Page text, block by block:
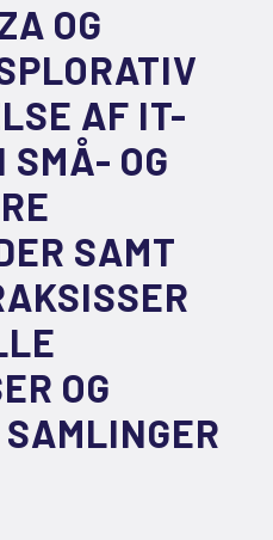
OG
AF IT-
SMÅ- OG
SAMT
OG